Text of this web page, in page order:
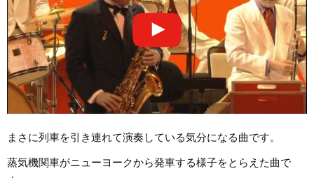
まさに列車を引き連れて演奏している気分になる曲です。
蒸気機関車がニューヨークから発車する様子をとらえた曲で